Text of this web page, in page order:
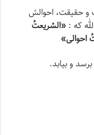
حقیقت، احوالش
که :«الشریعتُ
احوالی»
و بیابد.